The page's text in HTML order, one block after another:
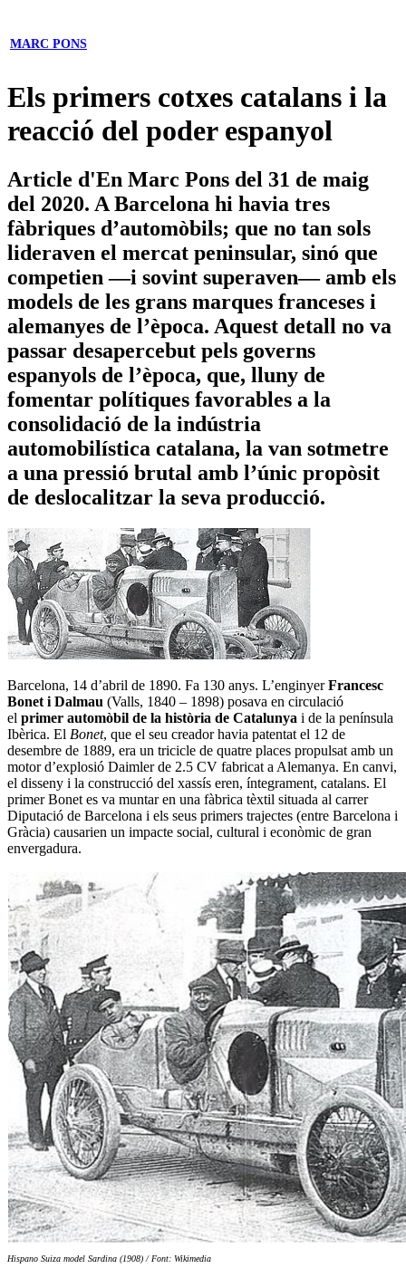
MARC PONS
Els primers cotxes catalans i la
reacció del poder espanyol
Article d'En Marc Pons del 31 de maig
del 2020. A Barcelona hi havia tres
fàbriques d’automòbils; que no tan sols
lideraven el mercat peninsular, sinó que
competien —i sovint superaven— amb els
models de les grans marques franceses i
alemanyes de l’època. Aquest detall no va
passar desapercebut pels governs
espanyols de l’època, que, lluny de
fomentar polítiques favorables a la
consolidació de la indústria
automobilística catalana, la van sotmetre
a una pressió brutal amb l’únic propòsit
de deslocalitzar la seva producció.
Barcelona, 14 d’abril de 1890. Fa 130 anys. L’enginyerFrancesc
Bonet i Dalmau (Valls, 1840 – 1898) posava en circulació
el primer automòbil de la història de Catalunya i de la península
Ibèrica. El Bonet, que el seu creador havia patentat el 12 de
desembre de 1889, era un tricicle de quatre places propulsat amb un
motor d’explosió Daimler de 2.5 CV fabricat a Alemanya. En canvi,
el disseny i la construcció del xassís eren, íntegrament, catalans. El
primer Bonet es va muntar en una fàbrica tèxtil situada al carrer
Diputació de Barcelona i els seus primers trajectes (entre Barcelona i
Gràcia) causarien un impacte social, cultural i econòmic de gran
envergadura.
Hispano Suiza model Sardina (1908) / Font: Wikimedia